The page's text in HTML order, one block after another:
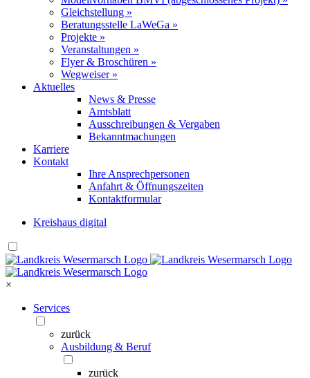
Gleichstellung »
Beratungsstelle LaWeGa »
Projekte »
Veranstaltungen »
Flyer & Broschüren »
Wegweiser »
Aktuelles
News & Presse
Amtsblatt
Ausschreibungen & Vergaben
Bekanntmachungen
Karriere
Kontakt
Ihre Ansprechpersonen
Anfahrt & Öffnungszeiten
Kontaktformular
Kreishaus digital
×
Services
zurück
Ausbildung & Beruf
zurück